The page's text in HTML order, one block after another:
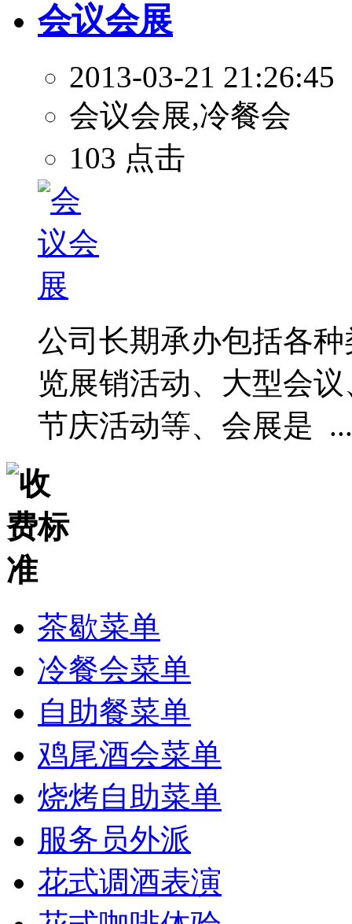
会议会展
2013-03-21 21:26:45
会议会展,冷餐会
103 点击
公司长期承办包括各
览展销活动、大型会
节庆活动等、会展是 ...
茶歇菜单
冷餐会菜单
自助餐菜单
鸡尾酒会菜单
烧烤自助菜单
服务员外派
花式调酒表演